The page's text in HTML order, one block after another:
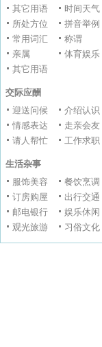
其它用语
时间天气
所处方位
拼音举例
常用词汇
称谓
亲属
体育娱乐
其它用语
交际应酬
迎送问候
介绍认识
情感表达
走亲会友
请人帮忙
工作求职
生活杂事
服饰美容
餐饮烹调
订房购屋
出行交通
邮电银行
娱乐休闲
观光旅游
习俗文化